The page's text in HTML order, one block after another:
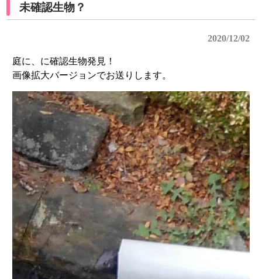
未確認生物？
2020/12/02
庭に、に確認生物発見！
画像拡大バージョンでお送りします。